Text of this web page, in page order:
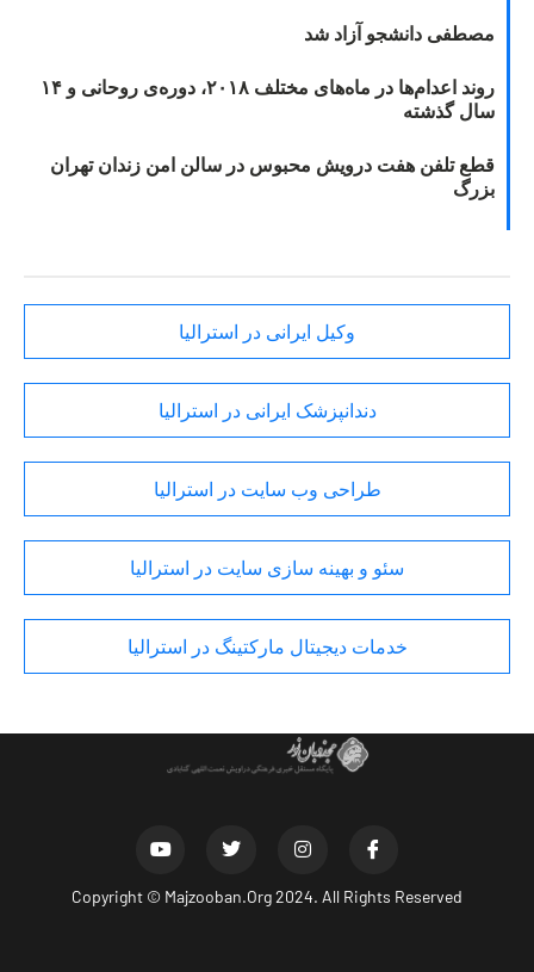
مصطفی دانشجو آزاد شد
روند اعدام‌ها در ماه‌های مختلف ۲۰۱۸، دوره‌ی روحانی و ۱۴
سال گذشته
قطع تلفن هفت درویش محبوس در سالن امن زندان تهران
بزرگ
وکیل ایرانی در استرالیا
دندانپزشک ایرانی در استرالیا
طراحی وب سایت در استرالیا
سئو و بهینه سازی سایت در استرالیا
خدمات دیجیتال مارکتینگ در استرالیا
Copyright © Majzooban.Org2024. All Rights Reserved